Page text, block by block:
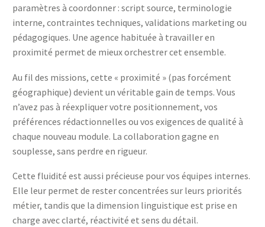
paramètres à coordonner : script source, terminologie
interne, contraintes techniques, validations marketing ou
pédagogiques. Une agence habituée à travailler en
proximité permet de mieux orchestrer cet ensemble.
Au fil des missions, cette « proximité » (pas forcément
géographique) devient un véritable gain de temps. Vous
n’avez pas à réexpliquer votre positionnement, vos
préférences rédactionnelles ou vos exigences de qualité à
chaque nouveau module. La collaboration gagne en
souplesse, sans perdre en rigueur.
Cette fluidité est aussi précieuse pour vos équipes internes.
Elle leur permet de rester concentrées sur leurs priorités
métier, tandis que la dimension linguistique est prise en
charge avec clarté, réactivité et sens du détail.